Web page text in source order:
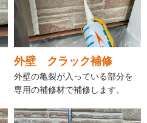
外壁 クラック補修
外壁の亀裂が入っている部分を
専用の補修材で補修します。